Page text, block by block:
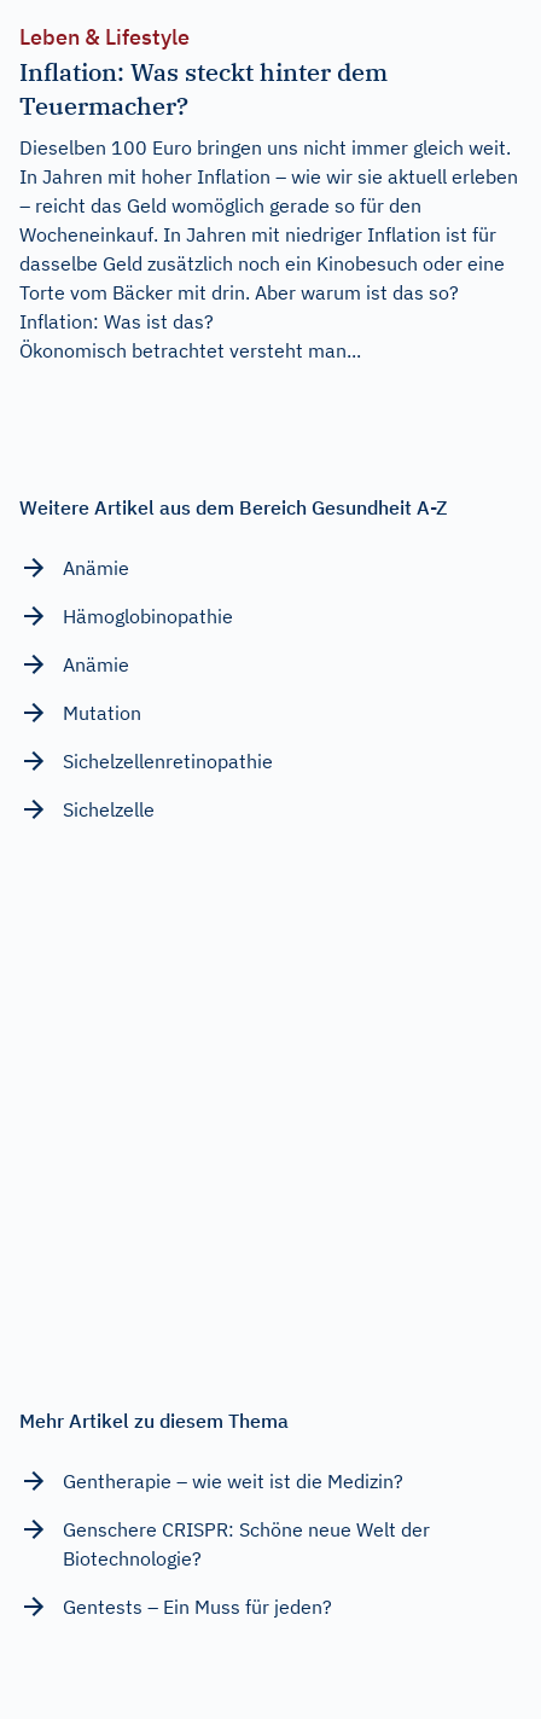
Leben & Lifestyle
Inflation: Was steckt hinter dem
Teuermacher?
Dieselben 100 Euro bringen uns nicht immer gleich weit.
In Jahren mit hoher Inflation – wie wir sie aktuell erleben
– reicht das Geld womöglich gerade so für den
Wocheneinkauf. In Jahren mit niedriger Inflation ist für
dasselbe Geld zusätzlich noch ein Kinobesuch oder eine
Torte vom Bäcker mit drin. Aber warum ist das so?
Inflation: Was ist das?
Ökonomisch betrachtet versteht man...
Weitere Artikel aus dem Bereich Gesundheit A-Z
Anämie
Hämoglobinopathie
Anämie
Mutation
Sichelzellenretinopathie
Sichelzelle
Mehr Artikel zu diesem Thema
Gentherapie – wie weit ist die Medizin?
Genschere CRISPR: Schöne neue Welt der
Biotechnologie?
Gentests – Ein Muss für jeden?